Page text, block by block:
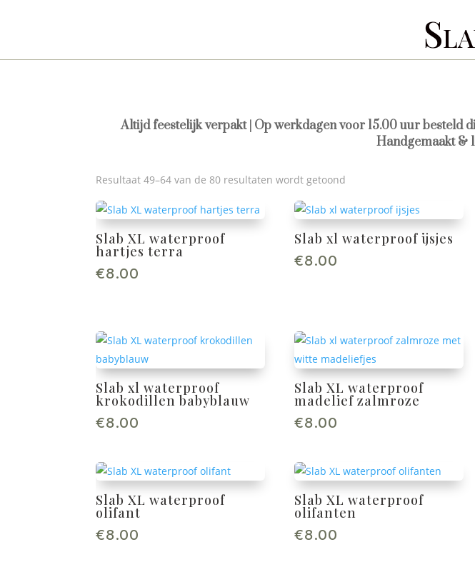
Altijd feestelijk verpakt | Op werkdagen voor 15.00 uur besteld
Handgemaakt &
Resultaat 49–64 van de 80 resultaten wordt getoond
Slab XL waterproof
hartjes terra
€8.00
Slab xl waterproof ijsjes
€8.00
Slab xl waterproof
krokodillen babyblauw
€8.00
Slab XL waterproof
madelief zalmroze
€8.00
Slab XL waterproof
olifant
€8.00
Slab XL waterproof
olifanten
€8.00